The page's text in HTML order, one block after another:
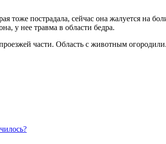
тоже пострадала, сейчас она жалуется на
у нее травма в области бедра.
части. Область с животным огородили.